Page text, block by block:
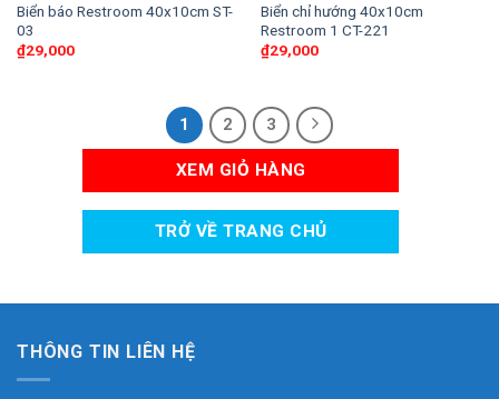
Biển báo Restroom 40x10cm ST-
03
₫29,000
Biển chỉ hướng 40x10cm
Restroom 1 CT-221
₫29,000
1 2 3
XEM GIỎ HÀNG
TRỞ VỀ TRANG CHỦ
THÔNG TIN LIÊN HỆ